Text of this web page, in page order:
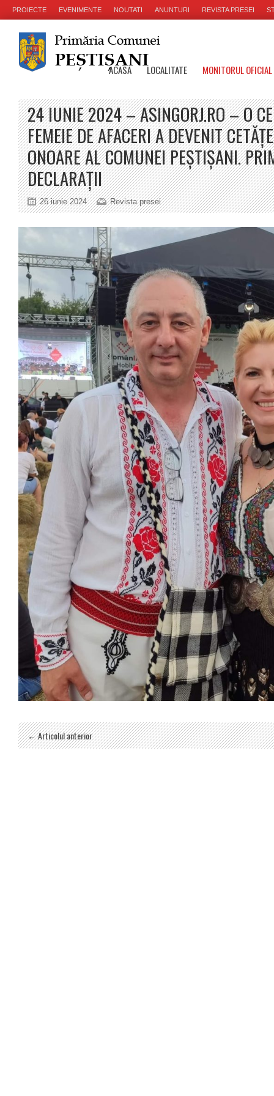
PROIECTE EVENIMENTE NOUTATI ANUNTURI REVISTA PRESEI
ACASA LOCALITATE MONITORUL
24 IUNIE 2024 – ASINGORJ.RO – O
FEMEIE DE AFACERI A DEVENIT
ONOARE AL COMUNEI PEȘTIȘANI.
DECLARAȚII
26 iunie 2024 Revista presei
← Articolul anterior